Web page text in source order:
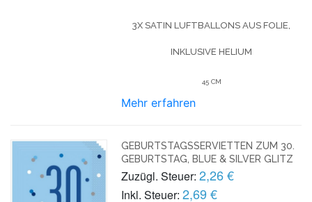
3X SATIN LUFTBALLONS AUS FOLIE,
INKLUSIVE HELIUM
45 CM
Mehr erfahren
GEBURTSTAGSSERVIETTEN ZUM 30.
GEBURTSTAG, BLUE & SILVER GLITZ
Zuzügl. Steuer: 2,26 €
Inkl. Steuer: 2,69 €